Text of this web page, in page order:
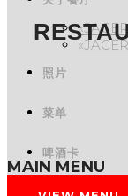
照片
菜单
啤酒卡
促销和新闻
MAIN MENU